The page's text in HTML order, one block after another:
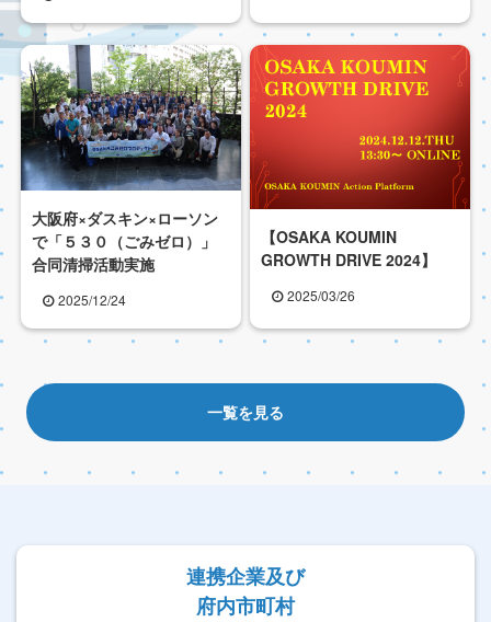
大阪府×ダスキン×ローソン
で「５３０（ごみゼロ）」
合同清掃活動実施
2025/12/24
【OSAKA KOUMIN
GROWTH DRIVE 2024】
2025/03/26
一覧を見る
連携企業及び
府内市町村